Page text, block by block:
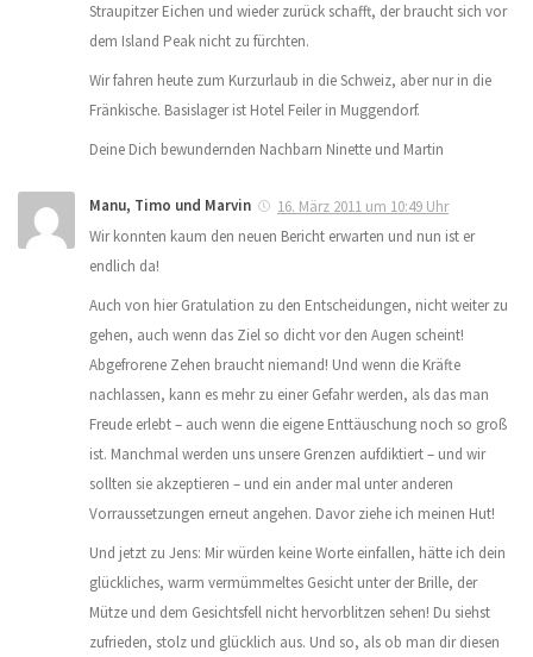
Straupitzer Eichen und wieder zurück schafft, der braucht sich vor
dem Island Peak nicht zu fürchten.
Wir fahren heute zum Kurzurlaub in die Schweiz, aber nur in die
Fränkische. Basislager ist Hotel Feiler in Muggendorf.
Deine Dich bewundernden Nachbarn Ninette und Martin
Manu, Timo und Marvin
16. März 2011 um 10:49 Uhr
Wir konnten kaum den neuen Bericht erwarten und nun ist er
endlich da!
Auch von hier Gratulation zu den Entscheidungen, nicht weiter zu
gehen, auch wenn das Ziel so dicht vor den Augen scheint!
Abgefrorene Zehen braucht niemand! Und wenn die Kräfte
nachlassen, kann es mehr zu einer Gefahr werden, als das man
Freude erlebt – auch wenn die eigene Enttäuschung noch so groß
ist. Manchmal werden uns unsere Grenzen aufdiktiert – und wir
sollten sie akzeptieren – und ein ander mal unter anderen
Vorraussetzungen erneut angehen. Davor ziehe ich meinen Hut!
Und jetzt zu Jens: Mir würden keine Worte einfallen, hätte ich dein
glückliches, warm vermümmeltes Gesicht unter der Brille, der
Mütze und dem Gesichtsfell nicht hervorblitzen sehen! Du siehst
zufrieden, stolz und glücklich aus. Und so, als ob man dir diesen